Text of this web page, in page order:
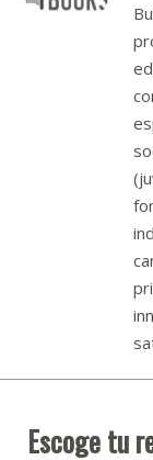
Escoge tu